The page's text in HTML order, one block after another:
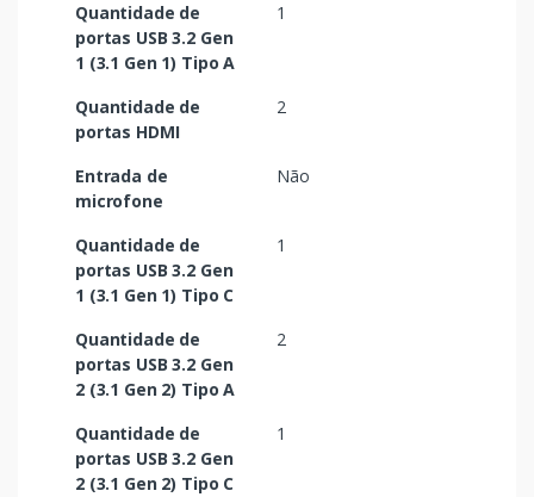
Quantidade de
portas USB 3.2 Gen
1 (3.1 Gen 1) Tipo A
1
Quantidade de
portas HDMI
2
Entrada de
microfone
Não
Quantidade de
portas USB 3.2 Gen
1 (3.1 Gen 1) Tipo C
1
Quantidade de
portas USB 3.2 Gen
2 (3.1 Gen 2) Tipo A
2
Quantidade de
portas USB 3.2 Gen
2 (3.1 Gen 2) Tipo C
1